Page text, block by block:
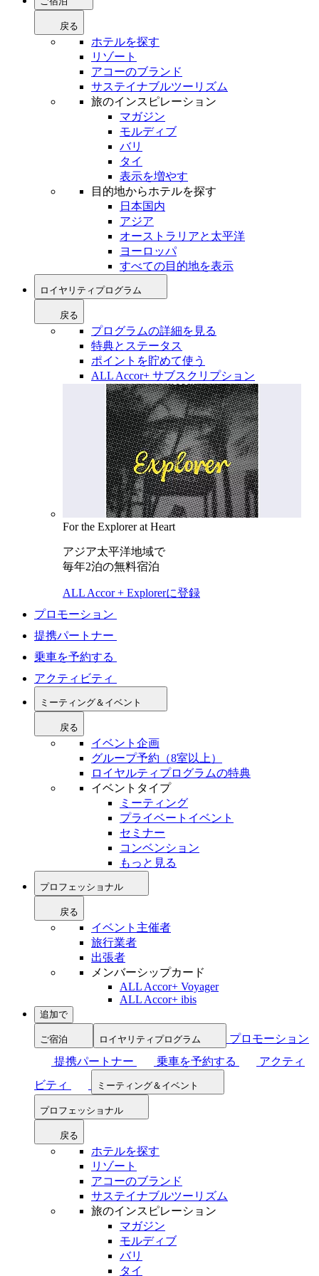
戻る
ホテルを探す
リゾート
アコーのブランド
サステイナブルツーリズム
旅のインスピレーション
マガジン
モルディブ
バリ
タイ
表示を増やす
目的地からホテルを探す
日本国内
アジア
オーストラリアと太平洋
ヨーロッパ
すべての目的地を表示
ロイヤリティプログラム
戻る
プログラムの詳細を見る
特典とステータス
ポイントを貯めて使う
ALL Accor+ サブスクリプション
For the Explorer at Heart
アジア太平洋地域で
毎年2泊の無料宿泊
ALL Accor + Explorerに登録
プロモーション
提携パートナー
乗車を予約する
アクティビティ
ミーティング＆イベント
戻る
イベント企画
グループ予約（8室以上）
ロイヤルティプログラムの特典
イベントタイプ
ミーティング
プライベートイベント
セミナー
コンベンション
もっと見る
プロフェッショナル
戻る
イベント主催者
旅行業者
出張者
メンバーシップカード
ALL Accor+ Voyager
ALL Accor+ ibis
追加で
ご宿泊 ロイヤリティプログラム
プロモーション
提携パートナー
乗車を予約する
アクティ
ビティ
ミーティング＆イベント
プロフェッショナル
戻る
ホテルを探す
リゾート
アコーのブランド
サステイナブルツーリズム
旅のインスピレーション
マガジン
モルディブ
バリ
タイ